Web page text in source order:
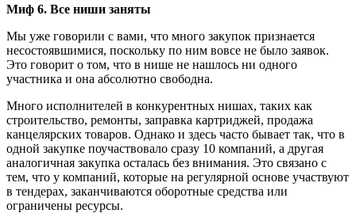
Миф 6. Все ниши заняты
Мы уже говорили с вами, что много закупок признается
несостоявшимися, поскольку по ним вовсе не было заявок.
Это говорит о том, что в нише не нашлось ни одного
участника и она абсолютно свободна.
Много исполнителей в конкурентных нишах, таких как
строительство, ремонты, заправка картриджей, продажа
канцелярских товаров. Однако и здесь часто бывает так, что в
одной закупке поучаствовало сразу 10 компаний, а другая
аналогичная закупка осталась без внимания. Это связано с
тем, что у компаний, которые на регулярной основе участвуют
в тендерах, заканчиваются оборотные средства или
ограничены ресурсы.